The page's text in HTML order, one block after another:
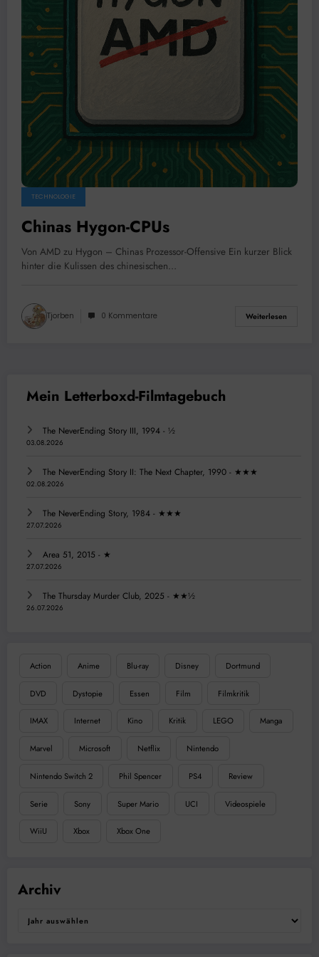
TECHNOLOGIE
Chinas Hygon-CPUs
Von AMD zu Hygon – Chinas Prozessor-Offensive Ein kurzer Blick
hinter die Kulissen des chinesischen…
Tjorben 0 Kommentare Weiterlesen
The NeverEnding Story III, 1994 - ½
03.08.2026
The NeverEnding Story II: The Next Chapter, 1990 - ★★★
02.08.2026
The NeverEnding Story, 1984 - ★★★
27.07.2026
Area 51, 2015 - ★
27.07.2026
The Thursday Murder Club, 2025 - ★★½
26.07.2026
Action Anime Blu-ray Disney Dortmund
DVD Dystopie Essen Film Filmkritik
IMAX Internet Kino Kritik LEGO Manga
Marvel Microsoft Netflix Nintendo
Nintendo Switch 2 Phil Spencer PS4 Review
Serie Sony Super Mario UCI Videospiele
WiiU Xbox Xbox One